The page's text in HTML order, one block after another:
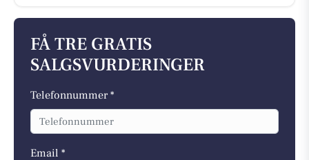
FÅ TRE GRATIS
SALGSVURDERINGER
Telefonnummer *
Email *